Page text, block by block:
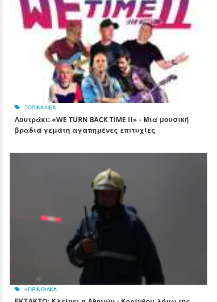
ΤΟΠΙΚΑ ΝΕΑ
Λουτράκι: «WE TURN BACK TIME II» - Μια μουσική
βραδιά γεμάτη αγαπημένες επιτυχίες
ΚΟΡΙΝΘΙΑΚΑ